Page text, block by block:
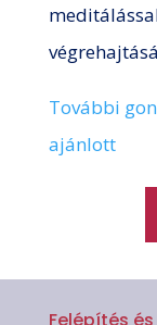
További
ajánlott